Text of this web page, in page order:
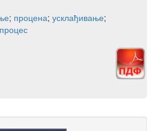
; процена; усклађивање;